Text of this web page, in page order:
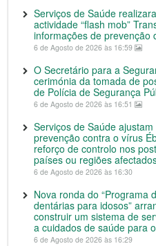
Serviços de Saúde
actividade “flash mob”
informações de prevenção
6 de Agosto de 2026 às 16:59
O Secretário para a
cerimónia da tomada de
de Polícia de Segurança
6 de Agosto de 2026 às 16:51
Serviços de Saúde
prevenção contra o vírus
reforço de controlo nos
países ou regiões
6 de Agosto de 2026 às 16:30
Nova ronda do “Programa
dentárias para idosos”
construir um sistema de
a cuidados de saúde para
6 de Agosto de 2026 às 16:29